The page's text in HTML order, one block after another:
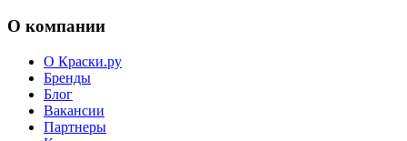
О компании
О Краски.ру
Бренды
Блог
Вакансии
Партнеры